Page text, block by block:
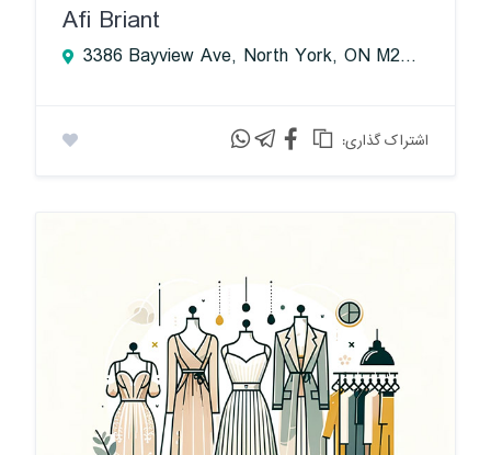
Afi Briant
3386 Bayview Ave, North York, ON M2M 3S3, Canada
:اشتراک گذاری